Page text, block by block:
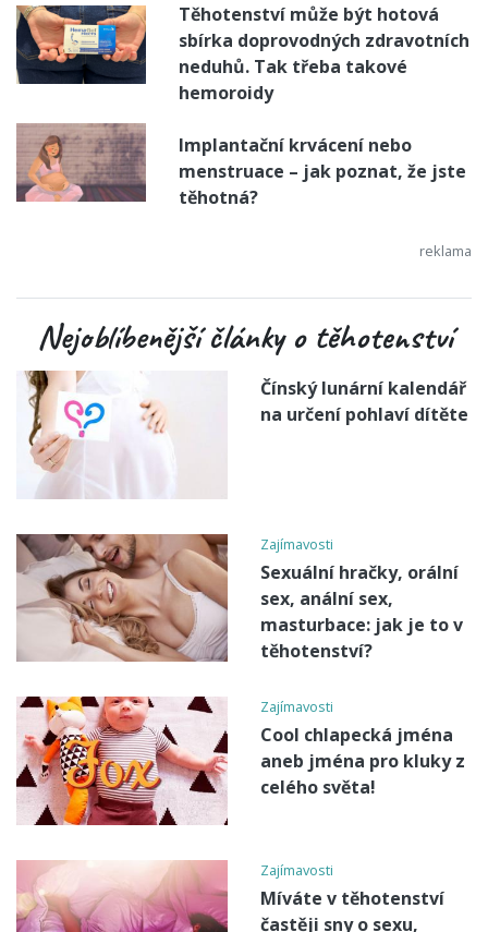
Těhotenství může být hotová
sbírka doprovodných zdravotních
neduhů. Tak třeba takové
hemoroidy
Implantační krvácení nebo
menstruace – jak poznat, že jste
těhotná?
Nejoblíbenější články o těhotenství
Čínský lunární kalendář
na určení pohlaví dítěte
Zajímavosti
Sexuální hračky, orální
sex, anální sex,
masturbace: jak je to v
těhotenství?
Zajímavosti
Cool chlapecká jména
aneb jména pro kluky z
celého světa!
Zajímavosti
Míváte v těhotenství
častěji sny o sexu,